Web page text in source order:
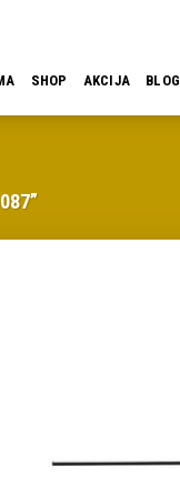
SHOP AKCIJA BLOG